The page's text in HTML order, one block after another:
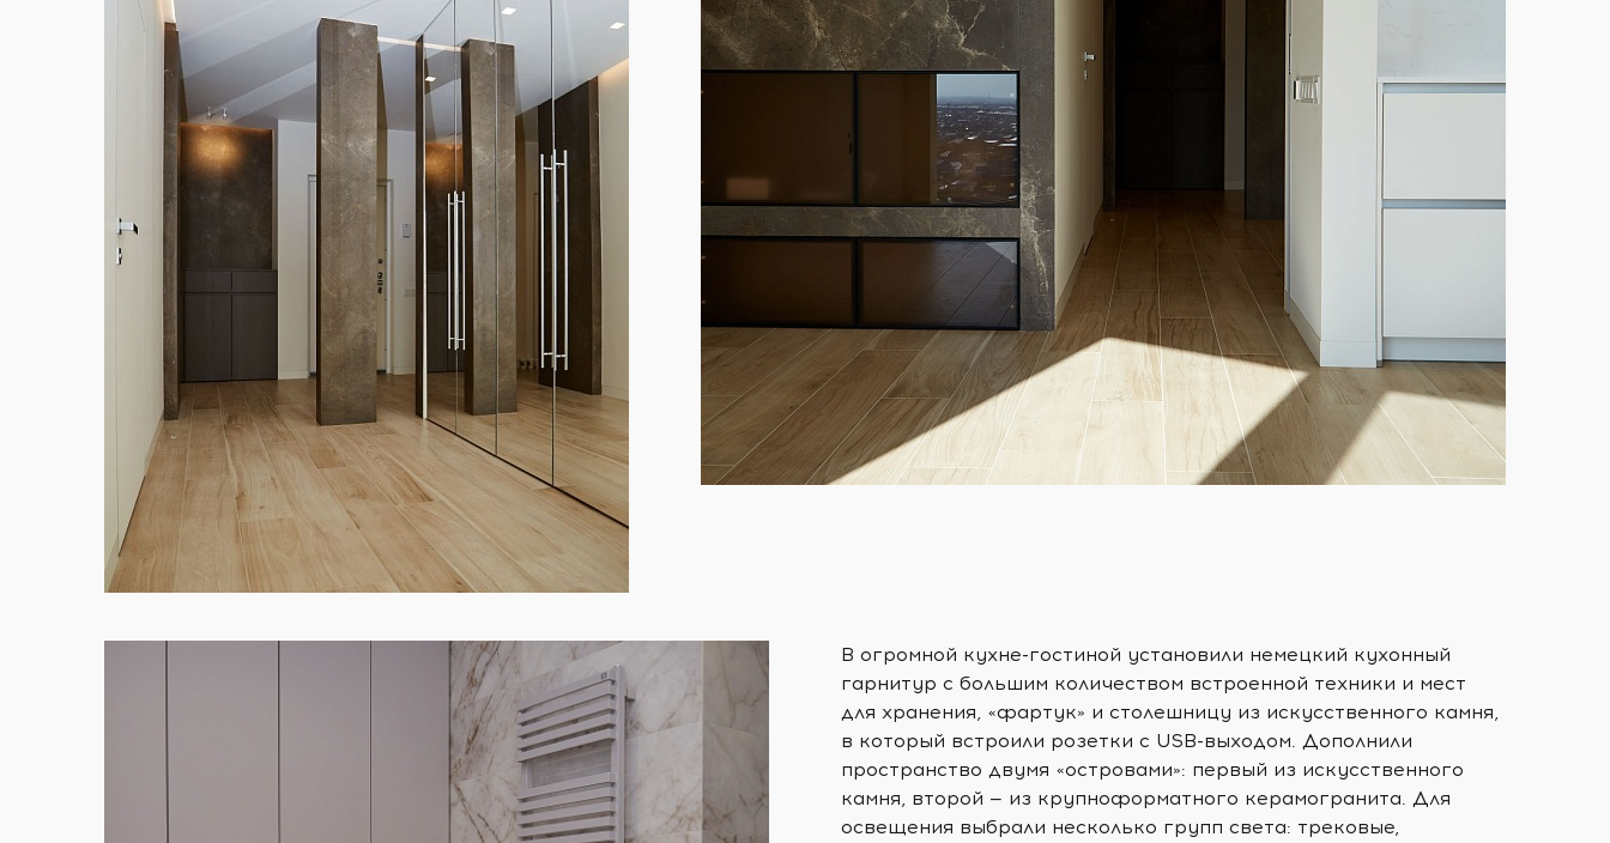
В огромной кухне-гостиной установили немецкий кухонный
гарнитур с большим количеством встроенной техники и мест
для хранения, «фартук» и столешницу из искусственного камня,
в который встроили розетки с USB-выходом. Дополнили
пространство двумя «островами»: первый из искусственного
камня, второй — из крупноформатного керамогранита. Для
освещения выбрали несколько групп света: трековые,